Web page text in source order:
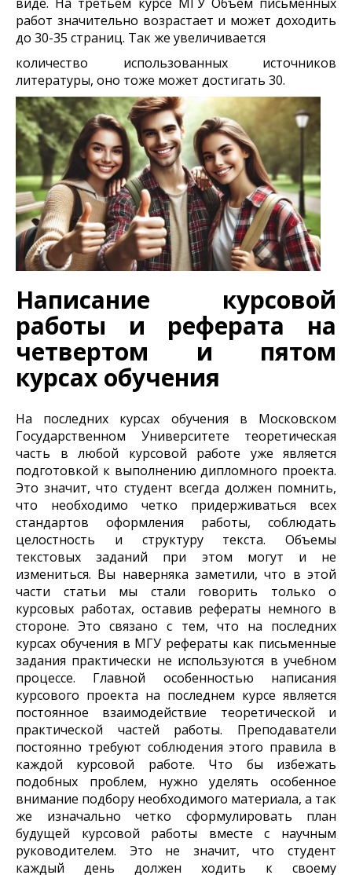
работ значительно возрастает и может доходить
до 30-35 страниц. Так же увеличивается
количество использованных источников
литературы, оно тоже может достигать 30.
Написание курсовой
работы и реферата на
четвертом и пятом
курсах обучения
На последних курсах обучения в Московском
Государственном Университете теоретическая
часть в любой курсовой работе уже является
подготовкой к выполнению дипломного проекта.
Это значит, что студент всегда должен помнить,
что необходимо четко придерживаться всех
стандартов оформления работы, соблюдать
целостность и структуру текста. Объемы
текстовых заданий при этом могут и не
измениться. Вы наверняка заметили, что в этой
части статьи мы стали говорить только о
курсовых работах, оставив рефераты немного в
стороне. Это связано с тем, что на последних
курсах обучения в МГУ рефераты как письменные
задания практически не используются в учебном
процессе. Главной особенностью написания
курсового проекта на последнем курсе является
постоянное взаимодействие теоретической и
практической частей работы. Преподаватели
постоянно требуют соблюдения этого правила в
каждой курсовой работе. Что бы избежать
подобных проблем, нужно уделять особенное
внимание подбору необходимого материала, а так
же изначально четко сформулировать план
будущей курсовой работы вместе с научным
руководителем. Это не значит, что студент
каждый день должен ходить к своему